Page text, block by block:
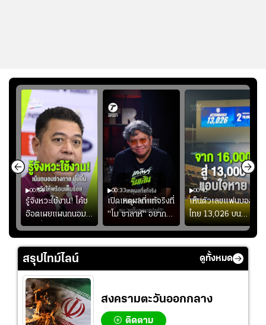
00:54
รู้จังหวะใช้งาน! โค้ช
อ๊อตเผยแผนถนอม
“บุ๋มบิ๋ม” เพื่อรักษา
ร่างกายให้พร้อมที่สุด
00:33
เปิดเหตุผลที่แท้จริงที่
"โม ซาลาห์" อยาก
ย้ายซบ "แทร็บซอนส
ปอร์"
00:40
เห็นตัวเลขแฟนบอล
ไทย 13,026 บน
สกอร์บอร์ดแล้วแอบ
ใจหาย น้อยกว่านัดที่
แล้วเจอมาเลเซียตั้ง
สรุปไทม์ไลน์ ดูทั้งหมด
สงครามตะวันออกกลาง
ติดตาม